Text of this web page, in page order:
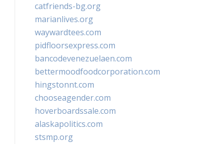
catfriends-bg.org
marianlives.org
waywardtees.com
pidfloorsexpress.com
bancodevenezuelaen.com
bettermoodfoodcorporation.com
hingstonnt.com
chooseagender.com
hoverboardssale.com
alaskapolitics.com
stsmp.org